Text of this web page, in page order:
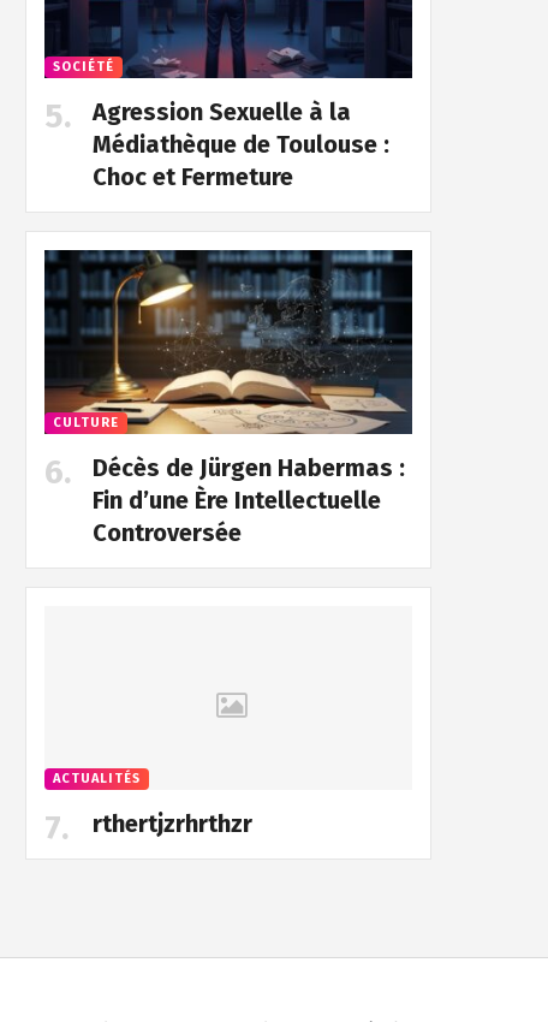
SOCIÉTÉ
Agression Sexuelle à la
Médiathèque de Toulouse :
Choc et Fermeture
CULTURE
Décès de Jürgen Habermas :
Fin d’une Ère Intellectuelle
Controversée
ACTUALITÉS
rthertjzrhrthzr